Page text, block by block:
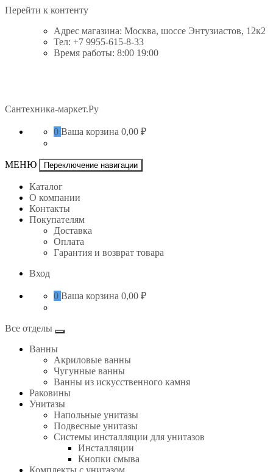
Перейти к контенту
Адрес магазина: Москва, шоссе Энтузиастов, 12к2
Тел: +7 9955-615-8-33
Время работы: 8:00 19:00
Сантехника-маркет.Ру
0 Ваша корзина 0,00 ₽
МЕНЮ Переключение навигации
Каталог
О компании
Контакты
Покупателям
Доставка
Оплата
Гарантия и возврат товара
Вход
0 Ваша корзина 0,00 ₽
Все отделы
Ванны
Акриловые ванны
Чугунные ванны
Ванны из искусственного камня
Раковины
Унитазы
Напольные унитазы
Подвесные унитазы
Системы инсталляции для унитазов
Инсталляции
Кнопки смыва
Комплекты с унитазом